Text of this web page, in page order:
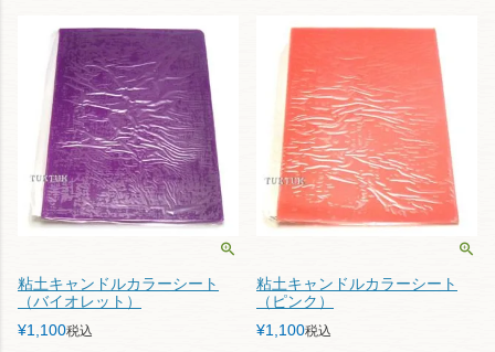
粘土キャンドルカラーシート
（バイオレット）
¥1,100税込
粘土キャンドルカラーシート
（ピンク）
¥1,100税込